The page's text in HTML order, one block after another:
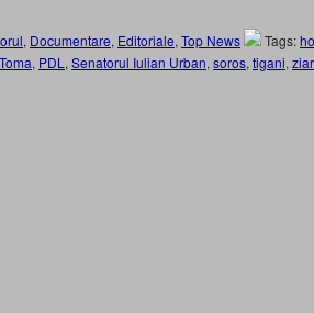
, Documentare, Editoriale, Top News Tags:
, PDL , Senatorul Iulian Urban, soros, tigani,